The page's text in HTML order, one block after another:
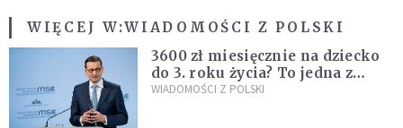
WIĘCEJ W:WIADOMOŚCI Z POLSKI
3600 zł miesięcznie na dziecko
do 3. roku życia? To jedna z
propozycji programu "Rozwój
WIADOMOŚCI Z POLSKI